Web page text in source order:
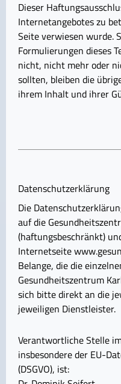
Dieser
Internetangebotes zu
Seite verwiesen wurde.
Formulierungen dieses
nicht, nicht mehr oder
sollten, bleiben die
ihrem Inhalt und ihrer
Datenschutzerklärung
Die
auf die
(haftungsbeschränkt)
Internetseite
Belange, die die
Gesundheitszentrum
sich bitte direkt an die
jeweiligen Dienstleister.
Verantwortliche Stelle
insbesondere der EU-
(DSGVO), ist: